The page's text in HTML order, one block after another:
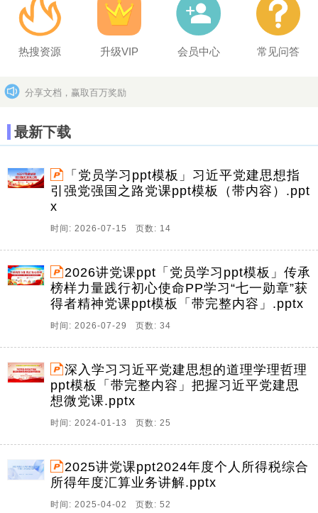
热搜资源 升级VIP 会员中心 常见问答
分享文档，赢取百万奖励
最新下载
「党员学习ppt模板」习近平党建思想指
引强党强国之路党课ppt模板（带内容）.ppt
x
时间: 2026-07-15 页数: 14
2026讲党课ppt「党员学习ppt模板」传承
榜样力量践行初心使命PP学习“七一勋章”获
得者精神党课ppt模板「带完整内容」.pptx
时间: 2026-07-29 页数: 34
深入学习习近平党建思想的道理学理哲理
ppt模板「带完整内容」把握习近平党建思
想微党课.pptx
时间: 2024-01-13 页数: 25
2025讲党课ppt2024年度个人所得税综合
所得年度汇算业务讲解.pptx
时间: 2025-04-02 页数: 52